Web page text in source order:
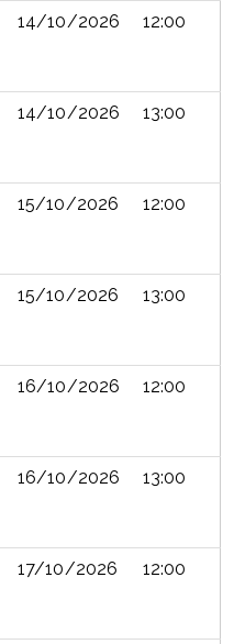
14/10/2026 12:00
14/10/2026 13:00
15/10/2026 12:00
15/10/2026 13:00
16/10/2026 12:00
16/10/2026 13:00
17/10/2026 12:00